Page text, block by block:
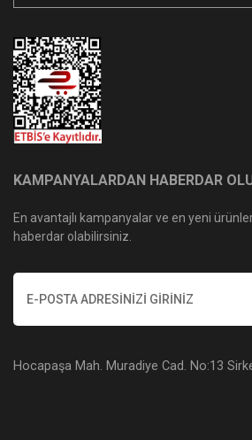
KAMPANYALARDAN HABERDAR
En avantajlı kampanyalar ve en yeni
haberdar olabilirsiniz.
Hocapaşa Mah. Muradiye Cad. No:13